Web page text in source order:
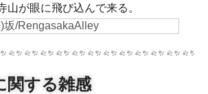
山が眼に飛び込んで来る。
関する雑感